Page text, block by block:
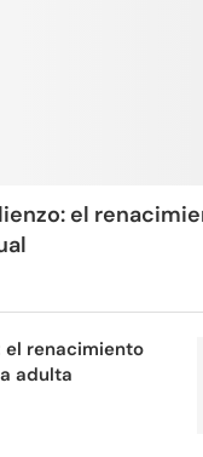
el
el renacimiento
adulta